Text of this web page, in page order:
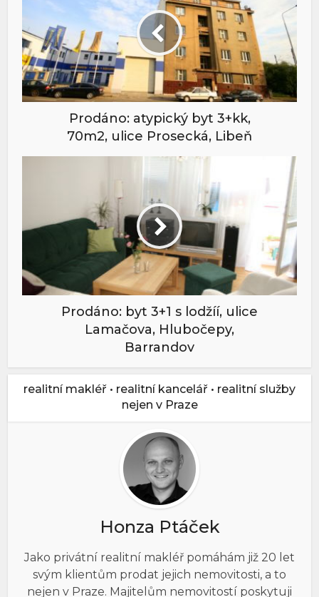
Prodáno: atypický byt 3+kk,
70m2, ulice Prosecká, Libeň
Prodáno: byt 3+1 s lodžíí, ulice
Lamačova, Hlubočepy,
Barrandov
realitní makléř • realitní kancelář • realitní služby
nejen v Praze
Honza Ptáček
Jako privátní realitní makléř pomáhám již 20 let
svým klientům prodat jejich nemovitosti, a to
nejen v Praze. Majitelům nemovitostí poskytuji